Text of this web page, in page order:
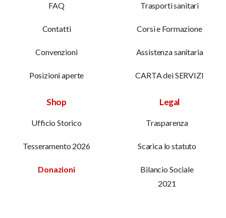
FAQ
Contatti
Convenzioni
Posizioni aperte
Trasporti sanitari
Corsi e Formazione
Assistenza sanitaria
CARTA dei SERVIZI
Shop
Ufficio Storico
Tesseramento 2026
Donazioni
Legal
Trasparenza
Scarica lo statuto
Bilancio Sociale
2021